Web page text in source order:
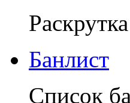
Банлист
Список